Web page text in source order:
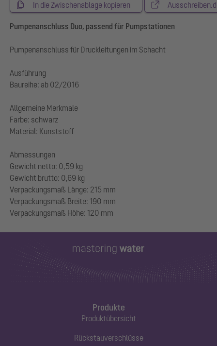
In die Zwischenablage kopieren
Pumpenanschluss Duo, passend für Pumpstationen
Pumpenanschluss für Druckleitungen im Schacht
Ausführung
Baureihe: ab 02/2016
Allgemeine Merkmale
Farbe: schwarz
Material: Kunststoff
Abmessungen
Gewicht netto: 0,59 kg
Gewicht brutto: 0,69 kg
Verpackungsmaß Länge: 215 mm
Verpackungsmaß Breite: 190 mm
Produkte
Produktübersicht
Rückstauverschlüsse